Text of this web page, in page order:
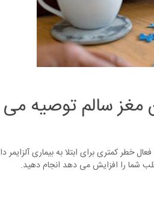
مغز سالم توصیه می
کمتری برای ابتلا به بیماری آلزایمر